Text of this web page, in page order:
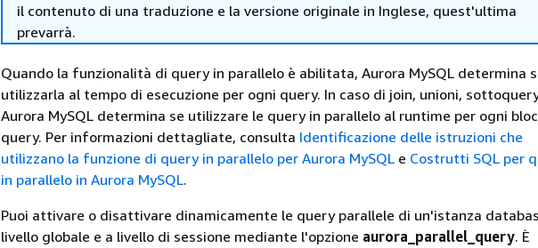
il contenuto di una traduzione e la versione originale in Inglese, quest'ultima
prevarrà.
Quando la funzionalità di query in parallelo è abilitata, Aurora MySQL determina
utilizzarla al tempo di esecuzione per ogni query. In caso di join, unioni,
Aurora MySQL determina se utilizzare le query in parallelo al runtime per ogni
query. Per informazioni dettagliate, consulta Identificazione delle istruzioni che
utilizzano la funzione di query in parallelo per Aurora MySQL e Costrutti SQL per
in parallelo in Aurora MySQL.
Puoi attivare o disattivare dinamicamente le query parallele di un'istanza
livello globale e a livello di sessione mediante l'opzione aurora_parallel_query. È